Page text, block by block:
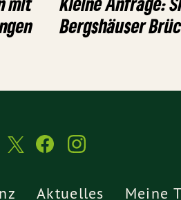
Bergshäuser
Aktuelles Meine